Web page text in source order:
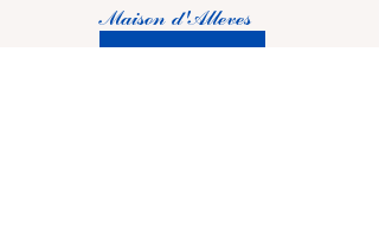
Maison d'Alleves